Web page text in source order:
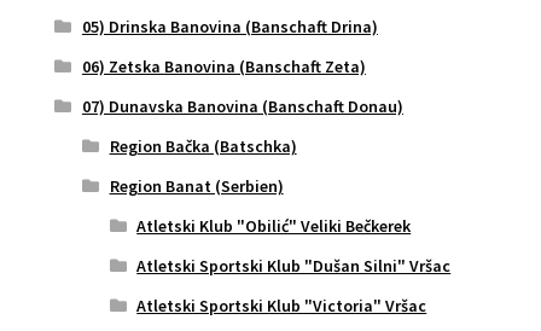
05) Drinska Banovina (Banschaft Drina)
06) Zetska Banovina (Banschaft Zeta)
07) Dunavska Banovina (Banschaft Donau)
Region Bačka (Batschka)
Region Banat (Serbien)
Atletski Klub "Obilić" Veliki Bečkerek
Atletski Sportski Klub "Dušan Silni" Vršac
Atletski Sportski Klub "Victoria" Vršac